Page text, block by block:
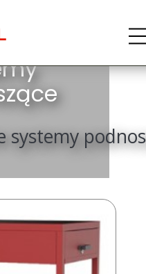
systemy